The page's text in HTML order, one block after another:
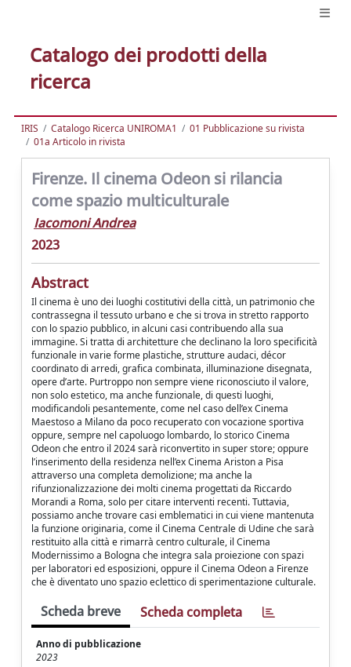
Catalogo dei prodotti della
ricerca
IRIS Catalogo Ricerca UNIROMA1
01 Pubblicazione su rivista
01a Articolo in rivista
Firenze. Il cinema Odeon si rilancia
come spazio multiculturale
Iacomoni Andrea
2023
Abstract
Il cinema è uno dei luoghi costitutivi della città, un patrimonio che
contrassegna il tessuto urbano e che si trova in stretto rapporto
con lo spazio pubblico, in alcuni casi contribuendo alla sua
immagine. Si tratta di architetture che declinano la loro specificità
funzionale in varie forme plastiche, strutture audaci, décor
coordinato di arredi, grafica combinata, illuminazione disegnata,
opere d’arte. Purtroppo non sempre viene riconosciuto il valore,
non solo estetico, ma anche funzionale, di questi luoghi,
modificandoli pesantemente, come nel caso dell’ex Cinema
Maestoso a Milano da poco recuperato con vocazione sportiva
oppure, sempre nel capoluogo lombardo, lo storico Cinema
Odeon che entro il 2024 sarà riconvertito in super store; oppure
l’inserimento della residenza nell’ex Cinema Ariston a Pisa
attraverso una completa demolizione; ma anche la
rifunzionalizzazione dei molti cinema progettati da Riccardo
Morandi a Roma, solo per citare interventi recenti. Tuttavia,
possiamo anche trovare casi emblematici in cui viene mantenuta
la funzione originaria, come il Cinema Centrale di Udine che sarà
restituito alla città e rimarrà centro culturale, il Cinema
Modernissimo a Bologna che integra sala proiezione con spazi
per laboratori ed esposizioni, oppure il Cinema Odeon a Firenze
che è diventato uno spazio eclettico di sperimentazione culturale.
Scheda breve Scheda completa
Anno di pubblicazione
2023